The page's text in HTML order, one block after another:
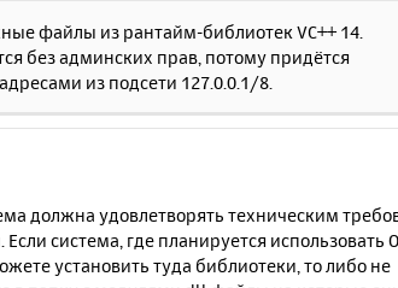
файлы из рантайм-библиотек VC++ 14.
без админских прав, потому придётся
из подсети 127.0.0.1/8.
должна удовлетворять техническим
система, где планируется использовать
установить туда библиотеки, то либо не